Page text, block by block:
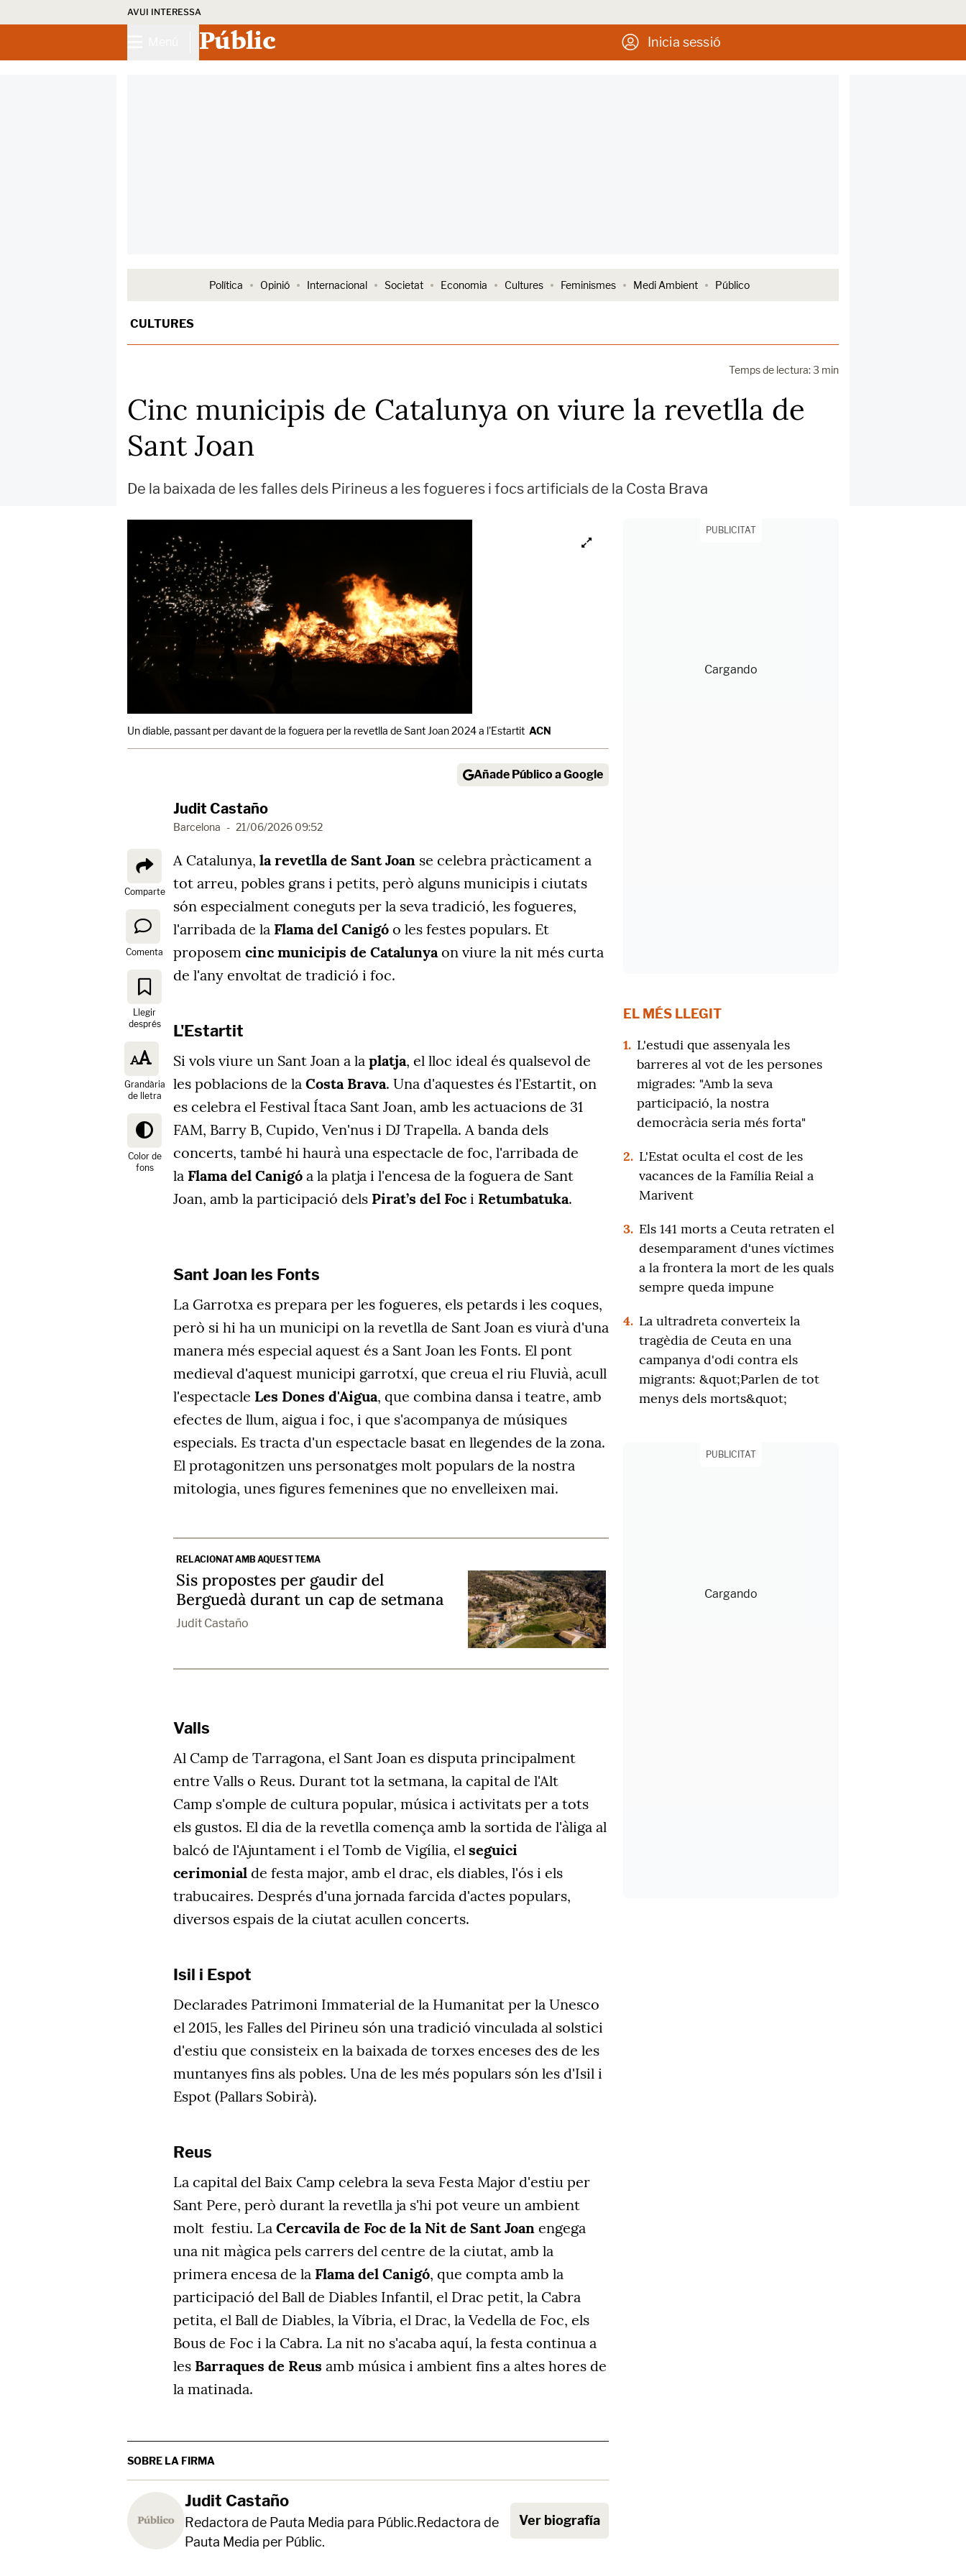
AVUI INTERESSA
Públic Inicia sessió
Política Opinió Internacional Societat Economia Cultures Feminismes Medi Ambient Público
CULTURES
Temps de lectura: 3 min
Cinc municipis de Catalunya on viure la revetlla de
Sant Joan
De la baixada de les falles dels Pirineus a les fogueres i focs artificials de la Costa Brava
Un diable, passant per davant de la foguera per la revetlla de Sant Joan 2024 a l'Estartit ACN
Añade Público a Google
Judit Castaño
Barcelona - 21/06/2026 09:52
Comparte
Comenta
Llegir
després
Grandària
de lletra
Color de
fons
A Catalunya, la revetlla de Sant Joan se celebra pràcticament a
tot arreu, pobles grans i petits, però alguns municipis i ciutats
són especialment coneguts per la seva tradició, les fogueres,
l'arribada de la Flama del Canigó o les festes populars. Et
proposem cinc municipis de Catalunyaon viure la nit més curta
de l'any envoltat de tradició i foc.
L'Estartit
Si vols viure un Sant Joan a la platja, el lloc ideal és qualsevol de
les poblacions de la Costa Brava. Una d'aquestes és l'Estartit, on
es celebra el Festival Ítaca Sant Joan, amb les actuacions de 31
FAM, Barry B, Cupido, Ven'nus i DJ Trapella. A banda dels
concerts, també hi haurà una espectacle de foc, l'arribada de
la Flama del Canigó a la platja i l'encesa de la foguera de Sant
Joan, amb la participació dels Pirat’s del Foc i Retumbatuka.
Sant Joan les Fonts
La Garrotxa es prepara per les fogueres, els petards i les coques,
però si hi ha un municipi on la revetlla de Sant Joan es viurà d'una
manera més especial aquest és a Sant Joan les Fonts. El pont
medieval d'aquest municipi garrotxí, que creua el riu Fluvià, acull
l'espectacle Les Dones d'Aigua, que combina dansa i teatre, amb
efectes de llum, aigua i foc, i que s'acompanya de músiques
especials. Es tracta d'un espectacle basat en llegendes de la zona.
El protagonitzen uns personatges molt populars de la nostra
mitologia, unes figures femenines que no envelleixen mai.
RELACIONAT AMB AQUEST TEMA
Sis propostes per gaudir del
Berguedà durant un cap de setmana
Judit Castaño
Valls
Al Camp de Tarragona, el Sant Joan es disputa principalment
entre Valls o Reus. Durant tot la setmana, la capital de l'Alt
Camp s'omple de cultura popular, música i activitats per a tots
els gustos. El dia de la revetlla comença amb la sortida de l'àliga al
balcó de l'Ajuntament i el Tomb de Vigília, el seguici
cerimonial de festa major, amb el drac, els diables, l'ós i els
trabucaires. Després d'una jornada farcida d'actes populars,
diversos espais de la ciutat acullen concerts.
Isil i Espot
Declarades Patrimoni Immaterial de la Humanitat per la Unesco
el 2015, les Falles del Pirineu són una tradició vinculada al solstici
d'estiu que consisteix en la baixada de torxes enceses des de les
muntanyes fins als pobles. Una de les més populars són les d'Isil i
Espot (Pallars Sobirà).
Reus
La capital del Baix Camp celebra la seva Festa Major d'estiu per
Sant Pere, però durant la revetlla ja s'hi pot veure un ambient
molt festiu. La Cercavila de Foc de la Nit de Sant Joan engega
una nit màgica pels carrers del centre de la ciutat, amb la
primera encesa de la Flama del Canigó, que compta amb la
participació del Ball de Diables Infantil, el Drac petit, la Cabra
petita, el Ball de Diables, la Víbria, el Drac, la Vedella de Foc, els
Bous de Foc i la Cabra. La nit no s'acaba aquí, la festa continua a
les Barraques de Reus amb música i ambient fins a altes hores de
la matinada.
SOBRE LA FIRMA
Judit Castaño
Redactora de Pauta Media para Públic.Redactora de
Pauta Media per Públic.
Ver biografía
PUBLICITAT
EL MÉS LLEGIT
1. L'estudi que assenyala les
barreres al vot de les persones
migrades: "Amb la seva
participació, la nostra
democràcia seria més forta"
2. L'Estat oculta el cost de les
vacances de la Família Reial a
Marivent
3. Els 141 morts a Ceuta retraten el
desemparament d'unes víctimes
a la frontera la mort de les quals
sempre queda impune
4. La ultradreta converteix la
tragèdia de Ceuta en una
campanya d'odi contra els
migrants: &quot;Parlen de tot
menys dels morts&quot;
PUBLICITAT